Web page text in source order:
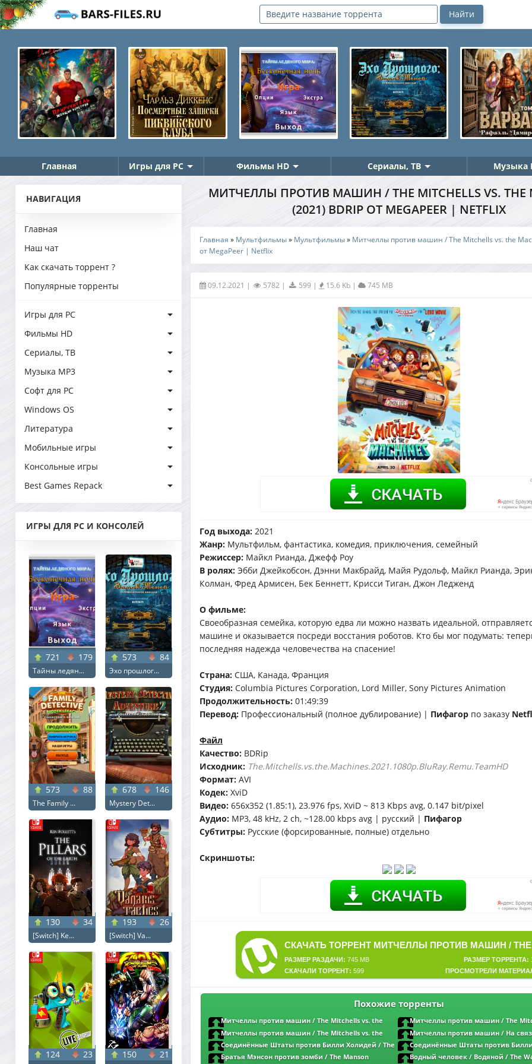
Главная Игры для PC Фильмы HD Сериалы, ТВ Музыка
НАВИГАЦИЯ
Главная
Наш чат
Как скачать торрент ?
Популярные торренты
Игры для PC
Фильмы HD
Сериалы, ТВ
Музыка MP3
Софт для PC
Windows OS
Литература
Мобильные игры
Консольные игры
Best Games Repack
ИГРЫ ДЛЯ PC И КОНСОЛЕЙ
721 179
Тайны ледян...
573 84
Эхо прошлог...
573 88
The Family ...
678 146
Mystery Det...
130 34
[Switch] Ke...
193 26
[Switch] Va...
124 23 150 21
МИТЧЕЛЛЫ ПРОТИВ МАШИН / THE MITCHELLS VS. THE
(2021) BDRIP ОТ MEGAPEER | NETFLIX
Главная » Мультфильмы» Мультфильмы» Митчеллы против машин / The Mitchells vs. the
от MegaPeer | Netflix
09.12.2021 | 5782 | 599 | 15.6 Kb| 745 MB
Год выхода: 2021
Жанр: Мультфильм, фантастика, комедия, приключения, семейный
Режиссер: Майкл Рианда, Джефф Роу
В ролях: Эбби Джейкобсон, Дэнни Макбрайд, Майя Рудольф, Майкл Рианда,
Колман, Фред Армисен, Бек Беннетт, Крисси Тиган, Джон Ледженд
О фильме:
Своеобразная семейка, которую едва ли можно назвать идеальной,
машине и оказывается посреди восстания роботов. Кто бы мог подумать:
последняя надежда человечества на спасение!
Страна: США, Канада, Франция
Студия: Columbia Pictures Corporation, Lord Miller, Sony Pictures Animation
Продолжительность: 01:49:39
Перевод: Профессиональный (полное дублирование) | Пифагор по заказу
Файл
Качество: BDRip
Исходник: The.Mitchells.vs.the.Machines.2021.1080p.BluRay.Remu.TeamHD
Формат: AVI
Кодек: XviD
Видео: 656x352 (1.85:1), 23.976 fps, XviD ~ 813 Kbps avg, 0.147 bit/pixel
Аудио: MP3, 48 kHz, 2 ch, ~128.00 kbps avg | русский | Пифагор
Субтитры: Русские (форсированные, полные) отдельно
Скриншоты:
РАЗМЕР ТОРРЕНТА:
РАЗМЕР РАЗДАЧИ: 745 MB
ПРОСМОТРЕЛИ
СКАЧАЛИ ТОРРЕНТ: 599
Похожие торренты
Митчеллы против машин / The Mitchells vs. the
Machines (2021) BDRip от MegaPeer | Netflix
Митчеллы против машин / The
Machines (2021) BDRip от MegaPeer |
Митчеллы против машин / The Mitchells vs. the
Machines (2021) HDRip от MegaPeer | Netflix
Митчеллы против машин / На
Mitchells vs. the Machines (2021) WEB-
| Netflix
Соединённые Штаты против Билли Холидей / The
United States vs. Billie Holiday (2021) BDRip от MegaPeer |
Соединённые Штаты против
United States vs. Billie Holiday (2021)
Братья Мэнсон против зомби / The Manson
Водный человек / Водяной / The